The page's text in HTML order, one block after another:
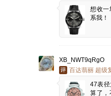
想收一
系我！
XB_NWT9qRgO
百达翡丽 超级
47表径
算了，